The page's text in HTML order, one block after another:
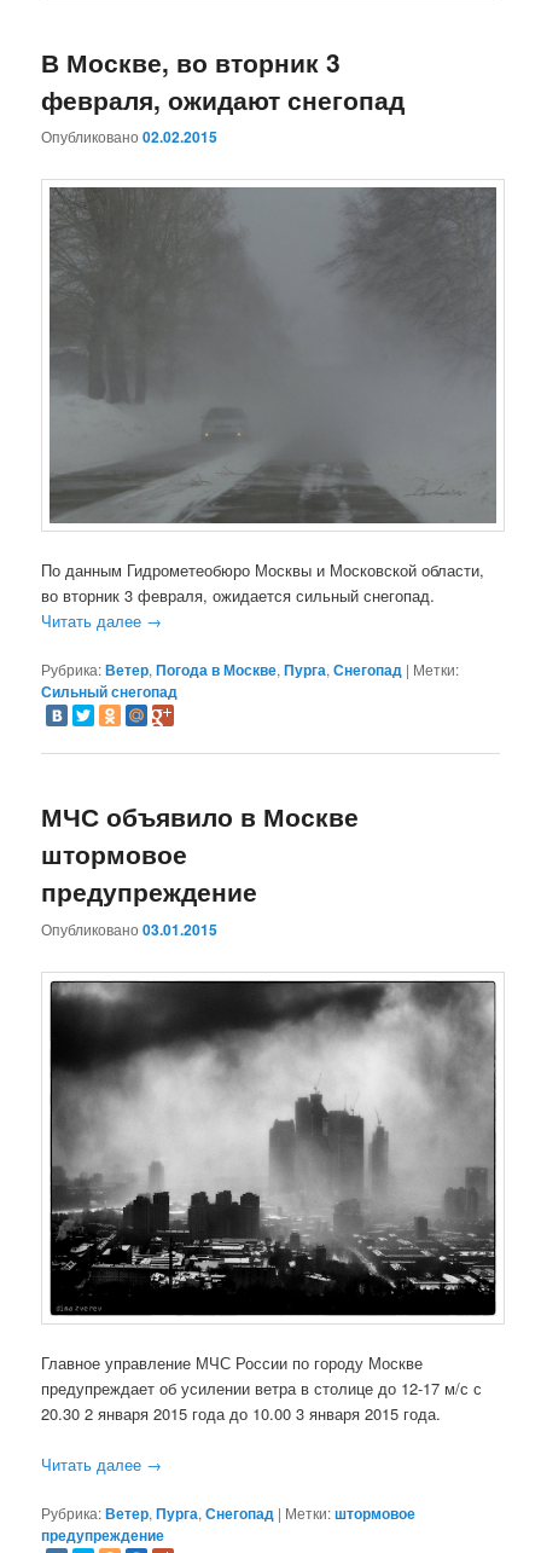
В Москве, во вторник 3
февраля, ожидают снегопад
Опубликовано02.02.2015
По данным Гидрометеобюро Москвы и Московской области,
во вторник 3 февраля, ожидается сильный снегопад.
Читать далее →
Рубрика:Ветер,Погода в Москве,Пурга,Снегопад | Метки:
Сильный снегопад
МЧС объявило в Москве
штормовое
предупреждение
Опубликовано03.01.2015
Главное управление МЧС России по городу Москве
предупреждает об усилении ветра в столице до 12-17 м/с с
20.30 2 января 2015 года до 10.00 3 января 2015 года.
Читать далее →
Рубрика:Ветер,Пурга,Снегопад | Метки:штормовое
предупреждение